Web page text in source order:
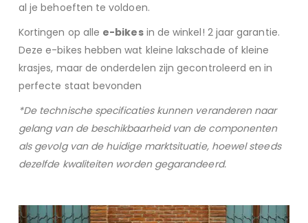
al je behoeften te voldoen.
Kortingen op alle e-bikesin de winkel! 2 jaar garantie.
Deze e-bikes hebben wat kleine lakschade of kleine
krasjes, maar de onderdelen zijn gecontroleerd en in
perfecte staat bevonden
*De technische specificaties kunnen veranderen naar
gelang van de beschikbaarheid van de componenten
als gevolg van de huidige marktsituatie, hoewel steeds
dezelfde kwaliteiten worden gegarandeerd.